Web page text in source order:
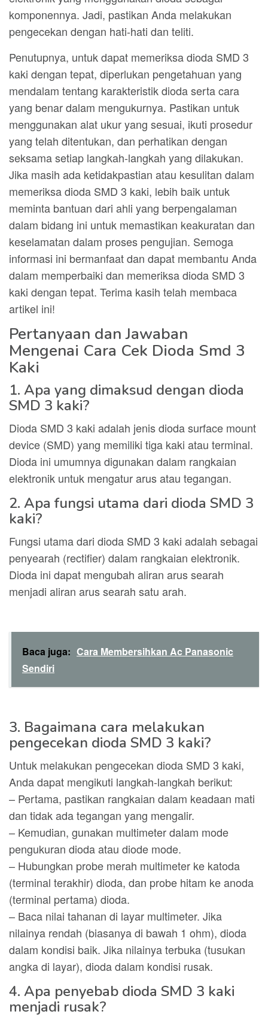
komponennya. Jadi, pastikan Anda melakukan
pengecekan dengan hati-hati dan teliti.
Penutupnya, untuk dapat memeriksa dioda SMD 3
kaki dengan tepat, diperlukan pengetahuan yang
mendalam tentang karakteristik dioda serta cara
yang benar dalam mengukurnya. Pastikan untuk
menggunakan alat ukur yang sesuai, ikuti prosedur
yang telah ditentukan, dan perhatikan dengan
seksama setiap langkah-langkah yang dilakukan.
Jika masih ada ketidakpastian atau kesulitan dalam
memeriksa dioda SMD 3 kaki, lebih baik untuk
meminta bantuan dari ahli yang berpengalaman
dalam bidang ini untuk memastikan keakuratan dan
keselamatan dalam proses pengujian. Semoga
informasi ini bermanfaat dan dapat membantu Anda
dalam memperbaiki dan memeriksa dioda SMD 3
kaki dengan tepat. Terima kasih telah membaca
artikel ini!
Pertanyaan dan Jawaban
Mengenai Cara Cek Dioda Smd 3
Kaki
1. Apa yang dimaksud dengan dioda
SMD 3 kaki?
Dioda SMD 3 kaki adalah jenis dioda surface mount
device (SMD) yang memiliki tiga kaki atau terminal.
Dioda ini umumnya digunakan dalam rangkaian
elektronik untuk mengatur arus atau tegangan.
2. Apa fungsi utama dari dioda SMD 3
kaki?
Fungsi utama dari dioda SMD 3 kaki adalah sebagai
penyearah (rectifier) dalam rangkaian elektronik.
Dioda ini dapat mengubah aliran arus searah
menjadi aliran arus searah satu arah.
Baca juga: Cara Membersihkan Ac Panasonic
Sendiri
3. Bagaimana cara melakukan
pengecekan dioda SMD 3 kaki?
Untuk melakukan pengecekan dioda SMD 3 kaki,
Anda dapat mengikuti langkah-langkah berikut:
– Pertama, pastikan rangkaian dalam keadaan mati
dan tidak ada tegangan yang mengalir.
– Kemudian, gunakan multimeter dalam mode
pengukuran dioda atau diode mode.
– Hubungkan probe merah multimeter ke katoda
(terminal terakhir) dioda, dan probe hitam ke anoda
(terminal pertama) dioda.
– Baca nilai tahanan di layar multimeter. Jika
nilainya rendah (biasanya di bawah 1 ohm), dioda
dalam kondisi baik. Jika nilainya terbuka (tusukan
angka di layar), dioda dalam kondisi rusak.
4. Apa penyebab dioda SMD 3 kaki
menjadi rusak?